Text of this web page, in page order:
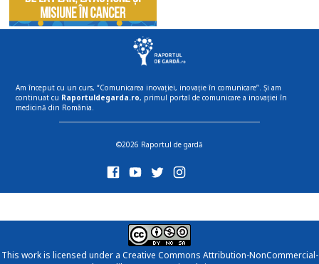
Am început cu un curs, “Comunicarea inovației, inovație în comunicare”. Și am
continuat cu Raportuldegarda.ro, primul portal de comunicare a inovației în
medicină din România.
©2026 Raportul de gardă
This work is licensed under a Creative Commons Attribution-NonCommercial-